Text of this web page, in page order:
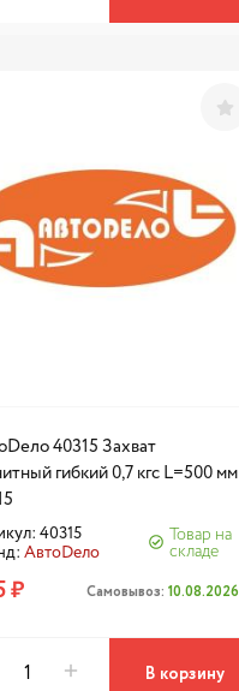
40315 Захват
гибкий 0,7 кгс L=500 мм
40315
АвтоDело
Товар на
складе
₽ Самовывоз:10.08.2026
В корзину